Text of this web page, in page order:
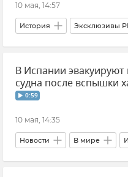
10 мая, 14:57
История Эксклюзивы
Николай II Крым
Общество Россия
В Испании
судна после вспышки
0:59
10 мая, 14:35
Новости В мире
Вирусы Происшествия